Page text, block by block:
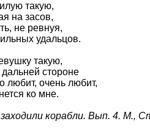
такую,
на засов,
не ревнуя,
удальцов.
такую,
стороне
любит, очень любит,
ко мне.
корабли. Вып. 4. М.,